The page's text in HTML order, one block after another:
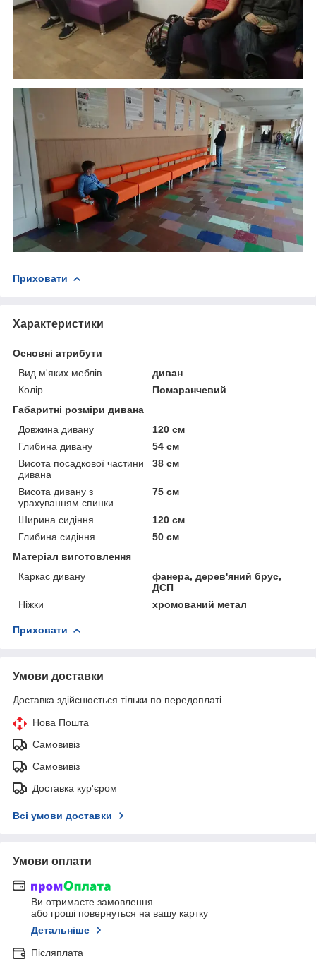
Приховати
Характеристики
Основні атрибути
Вид м'яких меблів
диван
Колір
Помаранчевий
Габаритні розміри дивана
Довжина дивану
120 см
Глибина дивану
54 см
Висота посадкової частини
дивана
38 см
Висота дивану з
урахуванням спинки
75 см
Ширина сидіння
120 см
Глибина сидіння
50 см
Матеріал виготовлення
Каркас дивану
фанера, дерев'яний брус,
ДСП
Ніжки
хромований метал
Приховати
Умови доставки
Доставка здійснюється тільки по передоплаті.
Нова Пошта
Самовивіз
Самовивіз
Доставка кур'єром
Всі умови доставки
Умови оплати
Ви отримаєте замовлення
або гроші повернуться на вашу картку
Детальніше
Післяплата